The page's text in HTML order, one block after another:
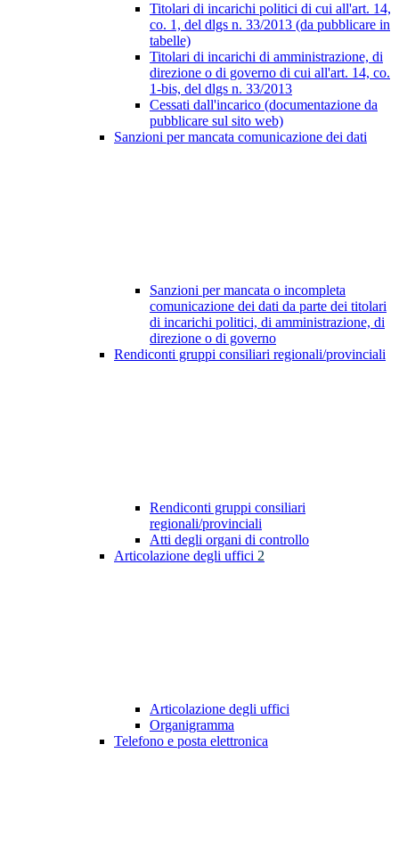
Titolari di incarichi politici di cui all'art. 14,
co. 1, del dlgs n. 33/2013 (da pubblicare in
tabelle)
Titolari di incarichi di amministrazione, di
direzione o di governo di cui all'art. 14, co.
1-bis, del dlgs n. 33/2013
Cessati dall'incarico (documentazione da
pubblicare sul sito web)
Sanzioni per mancata comunicazione dei dati
Sanzioni per mancata o incompleta
comunicazione dei dati da parte dei titolari
di incarichi politici, di amministrazione, di
direzione o di governo
Rendiconti gruppi consiliari regionali/provinciali
Rendiconti gruppi consiliari
regionali/provinciali
Atti degli organi di controllo
Articolazione degli uffici 2
Articolazione degli uffici
Organigramma
Telefono e posta elettronica